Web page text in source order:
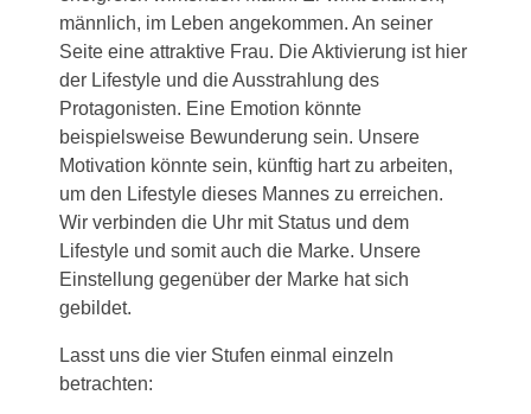
männlich, im Leben angekommen. An seiner
Seite eine attraktive Frau. Die Aktivierung ist hier
der Lifestyle und die Ausstrahlung des
Protagonisten. Eine Emotion könnte
beispielsweise Bewunderung sein. Unsere
Motivation könnte sein, künftig hart zu arbeiten,
um den Lifestyle dieses Mannes zu erreichen.
Wir verbinden die Uhr mit Status und dem
Lifestyle und somit auch die Marke. Unsere
Einstellung gegenüber der Marke hat sich
gebildet.
Lasst uns die vier Stufen einmal einzeln
betrachten: